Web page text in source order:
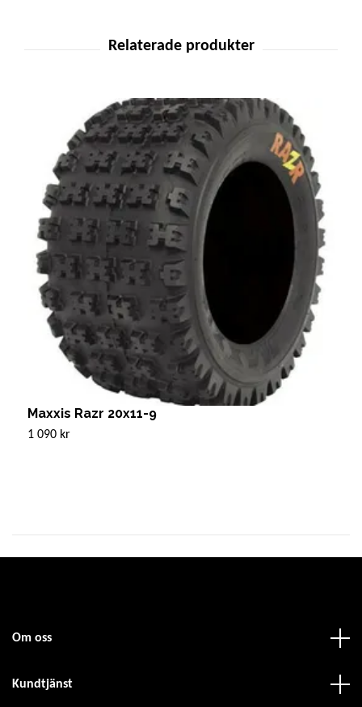
Maxxis Razr 20x11-9
1 090 kr
Om oss
Kundtjänst